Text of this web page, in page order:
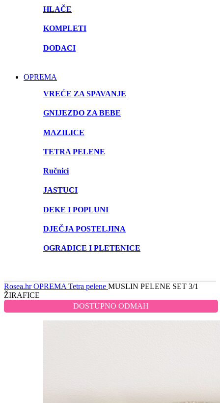
HLAČE
KOMPLETI
DODACI
OPREMA
VREĆE ZA SPAVANJE
GNIJEZDO ZA BEBE
MAZILICE
TETRA PELENE
Ručnici
JASTUCI
DEKE I POPLUNI
DJEČJA POSTELJINA
OGRADICE I PLETENICE
Rosea.hrOPREMATetra pelene MUSLIN PELENE SET 3/1
ŽIRAFICE
DOSTUPNO ODMAH